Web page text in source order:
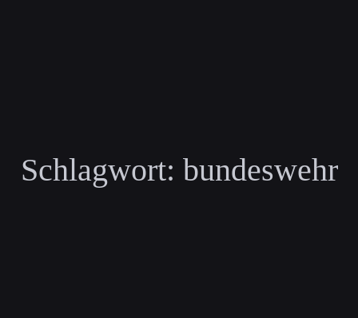
Schlagwort: bundeswehr